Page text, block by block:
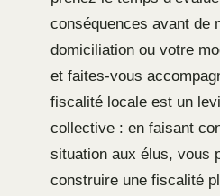
conséquences avant de
domiciliation ou votre
et faites-vous
fiscalité locale est un
collective : en faisant
situation aux élus, vous
construire une fiscalité